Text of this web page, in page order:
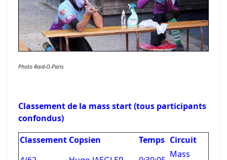
Photo Raid-O-Paris
Classement de la mass start (tous participants
confondus)
Classement Copsien Temps Circuit
Mass